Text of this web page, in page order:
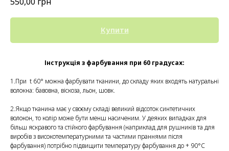
Купити
Інструкція з фарбування при 60 градусах:
1.При t 60° можна фарбувати тканини, до складу яких входять натуральні
волокна: бавовна, віскоза, льон, шовк.
2.Якщо тканина має у своєму складі великий відсоток синтетичних
волокон, то колір може бути менш насиченим. У деяких випадках для
більш яскравого та стійкого фарбування (наприклад для рушників та для
виробів з високотемпературними та частими праннями після
фарбування) потрібно підвищити температуру фарбування до + 90°С